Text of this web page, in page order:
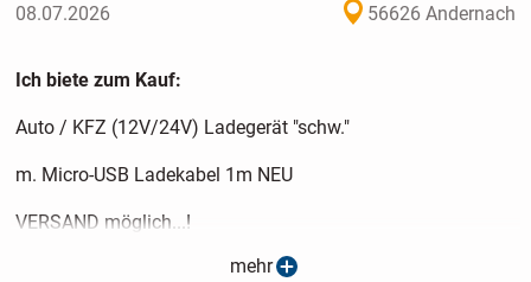
08.07.2026 56626 Andernach
Ich biete zum Kauf:
Auto / KFZ (12V/24V) Ladegerät "schw."
m. Micro-USB Ladekabel 1m NEU
VERSAND möglich...!
mehr